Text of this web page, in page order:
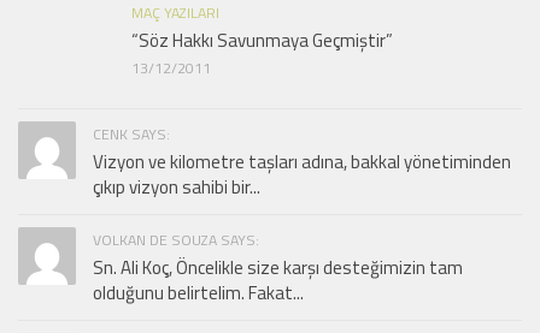
MAÇ YAZILARI
“Söz Hakkı Savunmaya Geçmiştir”
13/12/2011
CENK SAYS:
Vizyon ve kilometre taşları adına, bakkal yönetiminden
çıkıp vizyon sahibi bir...
VOLKAN DE SOUZA SAYS:
Sn. Ali Koç, Öncelikle size karşı desteğimizin tam
olduğunu belirtelim. Fakat...